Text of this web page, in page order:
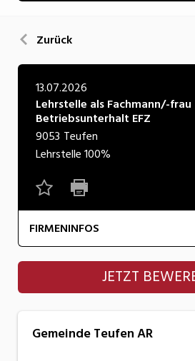
Kultur
Natur
Verkehr/Logistik
Wirtschaft/Verwaltung
Zurück
13.07.2026
Lehrstelle als Fachmann/-frau
Betriebsunterhalt EFZ
9053 Teufen
Lehrstelle100%
FIRMENINFOS
Gemeinde Teufen AR
JETZT
Gemeinde Teufen AR